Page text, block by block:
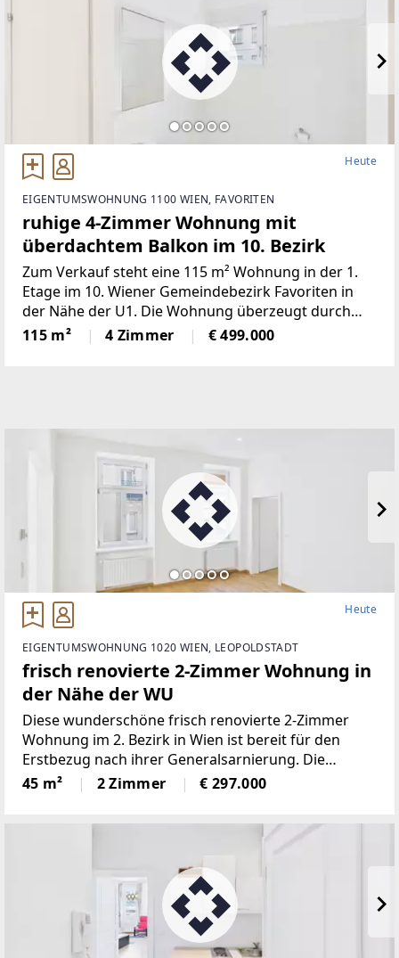
Heute
EIGENTUMSWOHNUNG 1100 WIEN, FAVORITEN
ruhige 4-Zimmer Wohnung mit
überdachtem Balkon im 10. Bezirk
Zum Verkauf steht eine 115 m² Wohnung in der 1.
Etage im 10. Wiener Gemeindebezirk Favoriten in
der Nähe der U1. Die Wohnung überzeugt durch
eine durchdachte Raumaufteilung, helle Räume
sowie ein angenehmes Wohngefühl und bietet
115 m² 4 Zimmer € 499.000
Heute
EIGENTUMSWOHNUNG 1020 WIEN, LEOPOLDSTADT
frisch renovierte 2-Zimmer Wohnung in
der Nähe der WU
Diese wunderschöne frisch renovierte 2-Zimmer
Wohnung im 2. Bezirk in Wien ist bereit für den
Erstbezug nach ihrer Generalsarnierung. Die
Wohnung durchging eine komplette Sarnierung,
von Elektrik, Badezimmer, WC, Beleuchtung,
45 m² 2 Zimmer € 297.000